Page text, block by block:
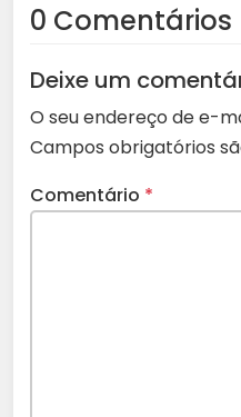
0 Comentários
Deixe um
O seu endereço de e-
Campos obrigatórios
Comentário *